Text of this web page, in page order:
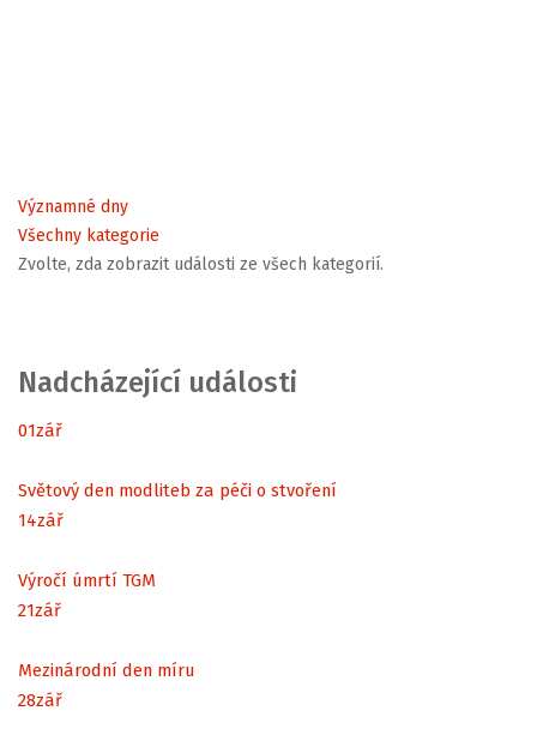
Významné dny
Všechny kategorie
Zvolte, zda zobrazit události ze všech kategorií.
Nadcházející události
01zář
Světový den modliteb za péči o stvoření
14zář
Výročí úmrtí TGM
21zář
Mezinárodní den míru
28zář